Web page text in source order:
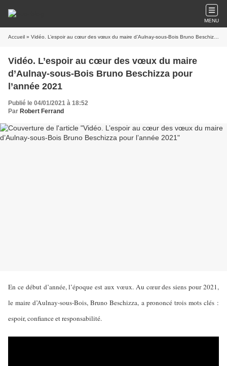
MENU
Accueil » Vidéo. L’espoir au cœur des vœux du maire d’Aulnay-sous-Bois Bruno Beschizza pour l’année 2021
Vidéo. L’espoir au cœur des vœux du maire
d’Aulnay-sous-Bois Bruno Beschizza pour
l’année 2021
Publié le 04/01/2021 à 18:52
Par Robert Ferrand
En ce début d’année, l’époque est aux vœux. Au cœur des siens pour 2021,
le maire d’Aulnay-sous-Bois, Bruno Beschizza, a prononcé trois mots clés :
espoir, confiance et responsabilité.